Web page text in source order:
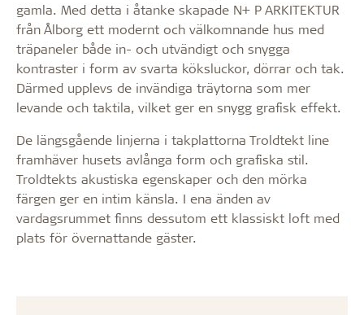
gamla. Med detta i åtanke skapade N+ P ARKITEKTUR
från Ålborg ett modernt och välkomnande hus med
träpaneler både in- och utvändigt och snygga
kontraster i form av svarta köksluckor, dörrar och tak.
Därmed upplevs de invändiga träytorna som mer
levande och taktila, vilket ger en snygg grafisk effekt.
De längsgående linjerna i takplattorna Troldtekt line
framhäver husets avlånga form och grafiska stil.
Troldtekts akustiska egenskaper och den mörka
färgen ger en intim känsla. I ena änden av
vardagsrummet finns dessutom ett klassiskt loft med
plats för övernattande gäster.